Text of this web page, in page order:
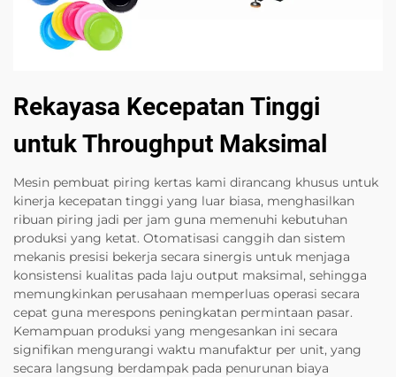
Rekayasa Kecepatan Tinggi
untuk Throughput Maksimal
Mesin pembuat piring kertas kami dirancang khusus untuk
kinerja kecepatan tinggi yang luar biasa, menghasilkan
ribuan piring jadi per jam guna memenuhi kebutuhan
produksi yang ketat. Otomatisasi canggih dan sistem
mekanis presisi bekerja secara sinergis untuk menjaga
konsistensi kualitas pada laju output maksimal, sehingga
memungkinkan perusahaan memperluas operasi secara
cepat guna merespons peningkatan permintaan pasar.
Kemampuan produksi yang mengesankan ini secara
signifikan mengurangi waktu manufaktur per unit, yang
secara langsung berdampak pada penurunan biaya